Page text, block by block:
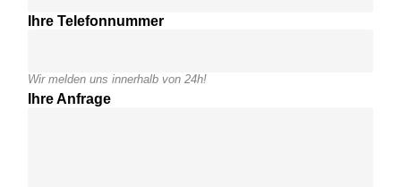
Ihre Telefonnummer
Wir melden uns innerhalb von 24h!
Ihre Anfrage